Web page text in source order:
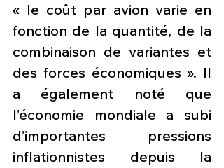
« le coût par avion varie en
fonction de la quantité, de la
combinaison de variantes et
des forces économiques ». Il
a également noté que
l’économie mondiale a subi
d’importantes pressions
inflationnistes depuis la